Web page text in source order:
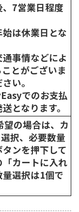
7営業日程度
は休業日とな
事情などによ
とがございま
い。
でのお支払
となります。
の場合は、カ
択、必要数量
ンを押下して
カートに入れ
選択は1個で